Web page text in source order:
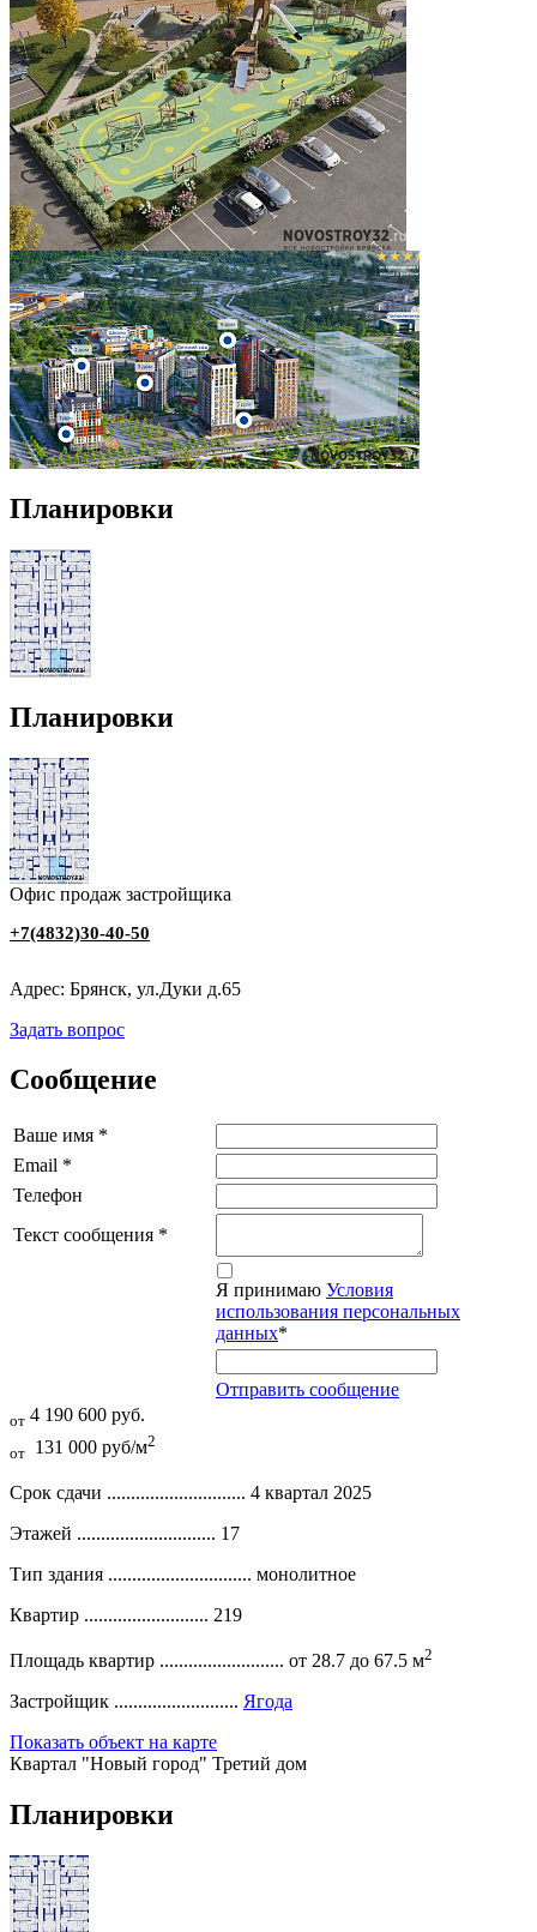
Планировки
Планировки
Офис продаж застройщика
‭+7(4832)30-40-50
Адрес: Брянск, ул.Дуки д.65
Задать вопрос
Сообщение
Ваше имя *
Email *
Телефон
Текст сообщения *
Я принимаю Условия
использования персональных
данных*
Отправить сообщение
от 4 190 600 руб.
от 131 000 руб/м2
Срок сдачи ............................. 4 квартал 2025
Этажей ............................. 17
Тип здания .............................. монолитное
Квартир .......................... 219
Площадь квартир .......................... от 28.7 до 67.5 м2
Застройщик .......................... Ягода
Показать объект на карте
Квартал "Новый город" Третий дом
Планировки